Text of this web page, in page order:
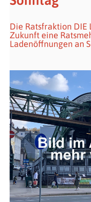
Die Ratsfraktion DIE
Zukunft eine
Ladenöffnungen an